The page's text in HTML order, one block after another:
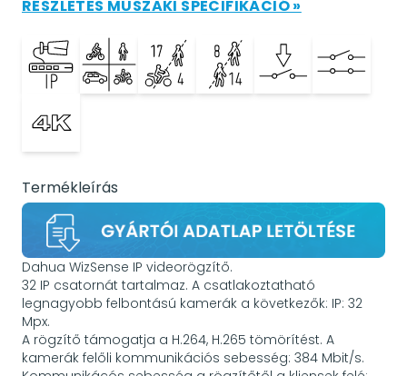
RÉSZLETES MŰSZAKI SPECIFIKÁCIÓ »
Termékleírás
Dahua WizSense IP videorögzítő.
32 IP csatornát tartalmaz. A csatlakoztatható
legnagyobb felbontású kamerák a következők: IP: 32
Mpx.
A rögzítő támogatja a H.264, H.265 tömörítést. A
kamerák felőli kommunikációs sebesség: 384 Mbit/s.